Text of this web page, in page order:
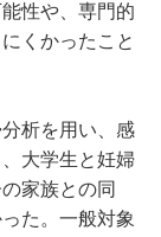
性や、専門的
くかったこと
析を用い、感
大学生と妊婦
家族との同
た。一般対象